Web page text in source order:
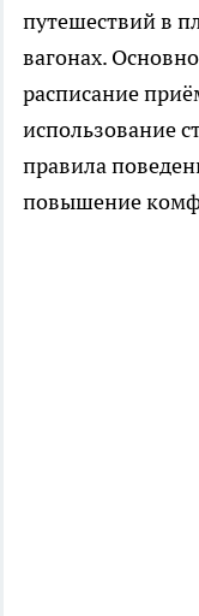
путешествий в
вагонах.
расписание
использование
правила
повышение